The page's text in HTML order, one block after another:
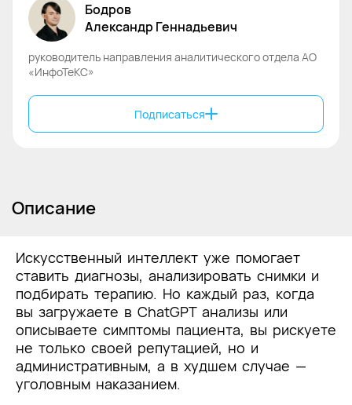
Бодров
Александр Геннадьевич
руководитель направления аналитического отдела АО
«ИнфоТеКС»
Подписаться
Описание
Искусственный интеллект уже помогает
ставить диагнозы, анализировать снимки и
подбирать терапию. Но каждый раз, когда
вы загружаете в ChatGPT анализы или
описываете симптомы пациента, вы рискуете
не только своей репутацией, но и
административным, а в худшем случае —
уголовным наказанием.